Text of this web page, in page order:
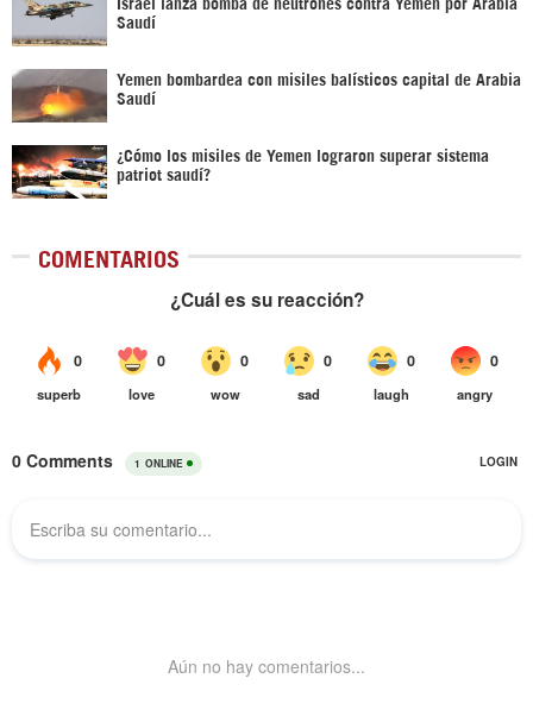
Israel lanza bomba de neutrones contra Yemen por Arabia
Saudí
Yemen bombardea con misiles balísticos capital de Arabia
Saudí
¿Cómo los misiles de Yemen lograron superar sistema
patriot saudí?
COMENTARIOS